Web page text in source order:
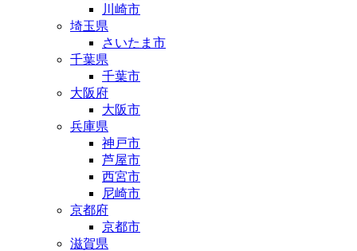
川崎市
埼玉県
さいたま市
千葉県
千葉市
大阪府
大阪市
兵庫県
神戸市
芦屋市
西宮市
尼崎市
京都府
京都市
滋賀県